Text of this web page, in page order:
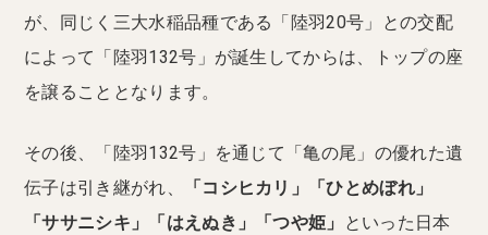
が、同じく三大水稲品種である「陸羽20号」との交配
によって「陸羽132号」が誕生してからは、トップの座
を譲ることとなります。
その後、「陸羽132号」を通じて「亀の尾」の優れた遺
伝子は引き継がれ、
「コシヒカリ」「ひとめぼれ」
「ササニシキ」「はえぬき」「つや姫」
といった日本